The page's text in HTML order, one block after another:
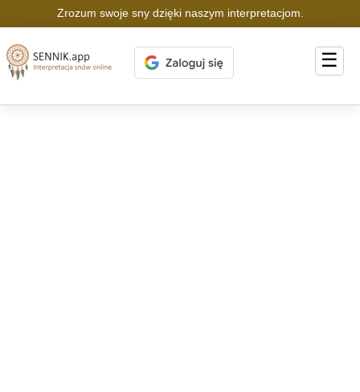
Zrozum swoje sny dzięki naszym interpretacjom.
☰